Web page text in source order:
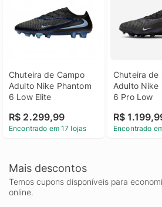
Chuteira de Campo
Adulto Nike Phantom
6 Low Elite
R$ 2.299,99
Encontrado em 17 lojas
Chuteira de
Adulto Nike
6 Pro Low
R$
Encontrado
Mais descontos
Temos cupons disponíveis para
online.